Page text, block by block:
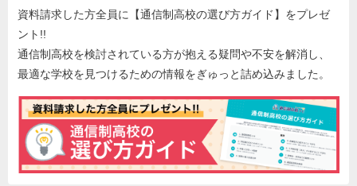
資料請求した方全員に【通信制高校の選び方ガイド】をプレゼ
ント!!
通信制高校を検討されている方が抱える疑問や不安を解消し、
最適な学校を見つけるための情報をぎゅっと詰め込みました。